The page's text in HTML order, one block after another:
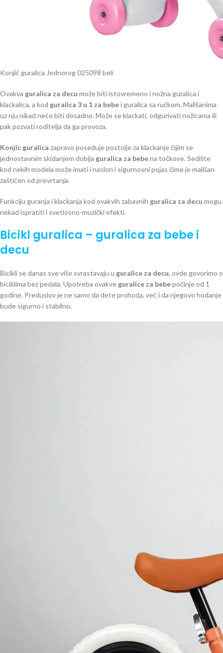
Konjić guralica Jednorog 025098 beli
Ovakva guralica za decu može biti istovremeno i nožna guralica i
klackalica, a kod guralica 3 u 1 za bebei guralica sa ručkom. Mališanima
uz nju nikad neće biti dosadno. Može se klackati, odgurivati nožicama ili
pak pozvati roditelja da ga provoza.
Konjic guralica zapravo poseduje postolje za klackanje čijim se
jednostavnim skidanjem dobija guralica za bebena točkove. Sedište
kod nekih modela može imati i naslon i sigurnosni pojas čime je mališan
zaštićen od prevrtanja.
Funkciju guranja i klackanja kod ovakvih zabavnih guralica za decu mogu
nekad ispratiti i svetlosno-muzički efekti.
Bicikl guralica – guralica za bebe i
decu
Bicikli se danas sve više svrastavaju u guralice za decu, ovde govorimo o
biciklima bez pedala. Upotreba ovakve guralice za bebepočinje od 1
godine. Preduslov je ne samo da dete prohoda, već i da njegovo hodanje
bude sigurno i stabilno.